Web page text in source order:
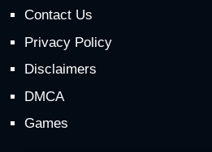
Contact Us
Privacy Policy
Disclaimers
DMCA
Games